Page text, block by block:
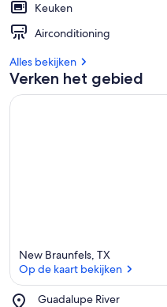
Keuken
Airconditioning
Alles bekijken
Verken het gebied
New Braunfels, TX
Op de kaart bekijken
Guadalupe River
Place,